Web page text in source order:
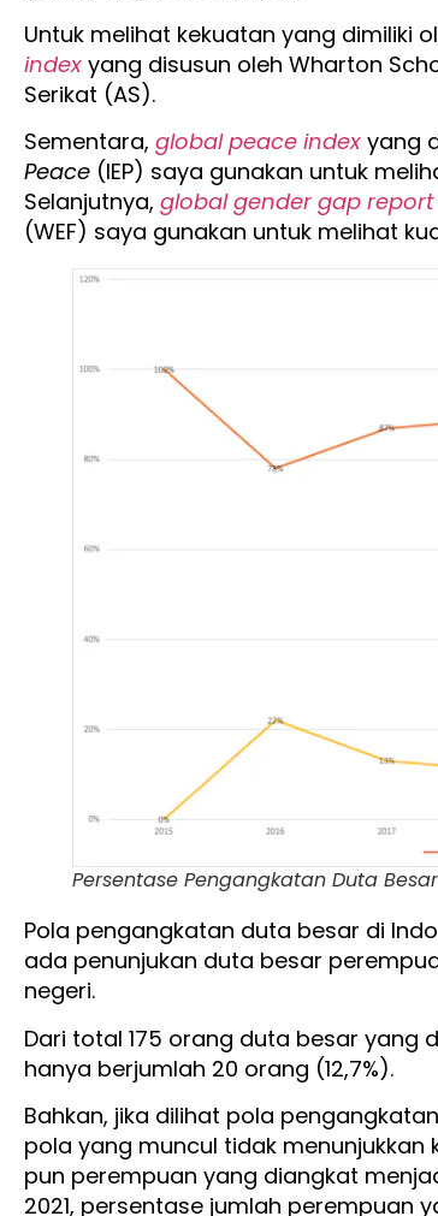
Untuk melihat kekuatan yang dimiliki
index yang disusun oleh Wharton
Serikat (AS).
Sementara, global peace index yang
Peace (IEP) saya gunakan untuk
Selanjutnya, global gender gap report
(WEF) saya gunakan untuk melihat
Persentase Pengangkatan Duta
Pola pengangkatan duta besar di
ada penunjukan duta besar
negeri.
Dari total 175 orang duta besar yang
hanya berjumlah 20 orang (12,7%).
Bahkan, jika dilihat pola
pola yang muncul tidak menunjukkan
pun perempuan yang diangkat
2021, persentase jumlah perempuan